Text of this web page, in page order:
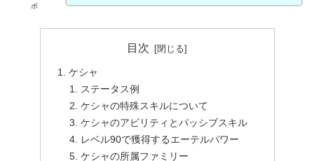
ボ
目次
ケシャ
ステータス例
ケシャの特殊スキルについて
ケシャのアビリティとパッシブスキル
レベル90で獲得するエーテルパワー
ケシャの所属ファミリー